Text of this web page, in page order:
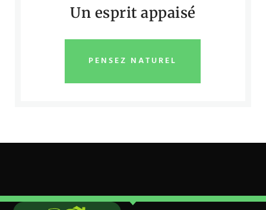
Un esprit appaisé
PENSEZ NATUREL